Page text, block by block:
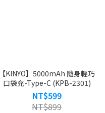
【KINYO】5000mAh 隨身輕巧
口袋充-Type-C (KPB-2301)
NT$599
NT$899